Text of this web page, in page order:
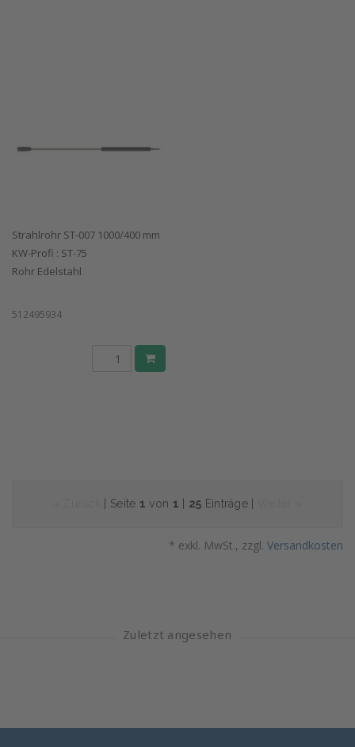
Strahlrohr ST-007 1000/400 mm
KW-Profi : ST-75
Rohr Edelstahl
512495934
| Seite 1 von 1 25 Einträge |
* exkl. MwSt., zzgl. Versandkosten
Zuletzt angesehen